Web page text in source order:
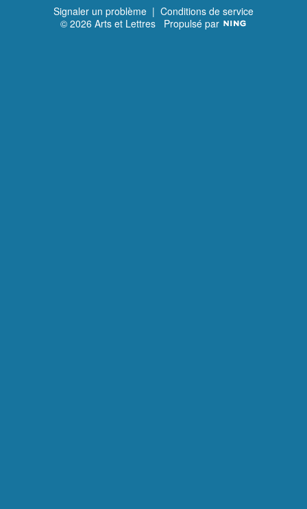
Signaler un problème | Conditions de service
© 2026 Arts et Lettres Propulsé par